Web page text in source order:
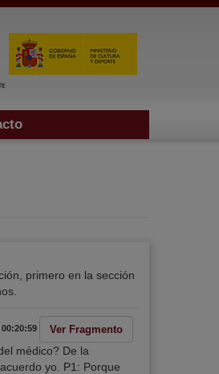
primero en la sección
Ver Fragmento
médico? De la
yo. P1: Porque